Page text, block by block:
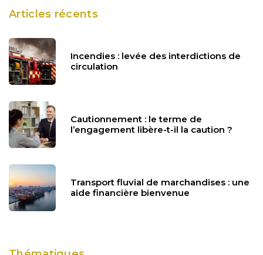
Articles récents
Incendies : levée des interdictions de
circulation
Cautionnement : le terme de
l’engagement libère-t-il la caution ?
Transport fluvial de marchandises : une
aide financière bienvenue